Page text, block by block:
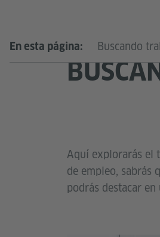
En esta página: Buscando
Aquí explorarás el
de empleo, sabrás
podrás destacar